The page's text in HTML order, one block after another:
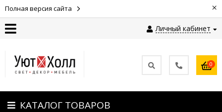
Полная версия сайта ×
Личный кабинет
Оплата
Доставка
0
КАТАЛОГ ТОВАРОВ